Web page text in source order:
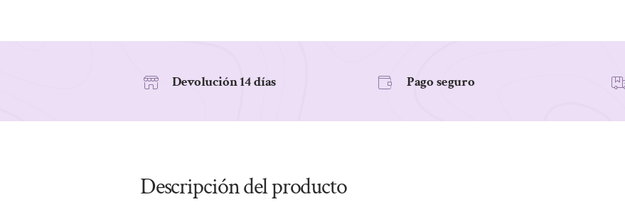
Devolución 14 días Pago seguro
Descripción del producto